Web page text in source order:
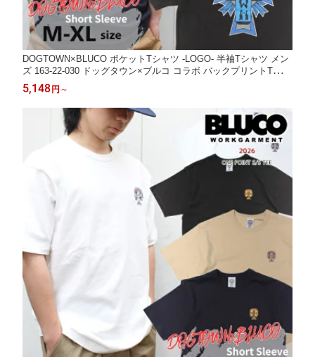
DOGTOWN×BLUCO ポケットTシャツ -LOGO- 半袖Tシャツ メン
ズ 163-22-030 ドッグタウン×ブルコ コラボ バックプリントTシャ
ツ 送料無料
5,148 円 ～